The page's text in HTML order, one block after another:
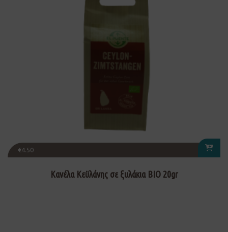
€4.50
Κανέλα Κεϋλάνης σε ξυλάκια ΒΙΟ 20gr